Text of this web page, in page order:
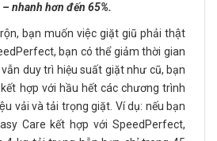
nhanh hơn đến 65%.
bạn muốn việc giặt giũ phải thật
bạn có thể giảm thời gian
duy trì hiệu suất giặt như cũ, bạn
hợp với hầu hết các chương trình
vải và tải trọng giặt. Ví dụ: nếu bạn
Care kết hợp với SpeedPerfect,